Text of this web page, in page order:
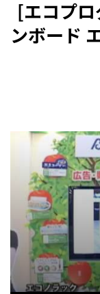
[エコプ
ンボード